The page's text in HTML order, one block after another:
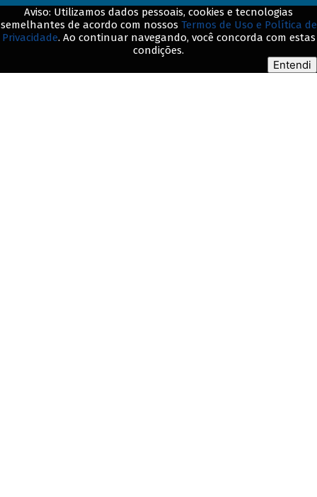
© BNDES. Todos os direitos reservados
Aviso: Utilizamos dados pessoais, cookies e tecnologias
semelhantes de acordo com nossos Termos de Uso e Política de
Privacidade. Ao continuar navegando, você concorda com estas
condições.
Entendi